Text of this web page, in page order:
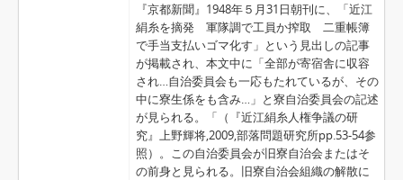
『京都新聞』1948年５月31日朝刊に、「近江
絹糸を摘発 軍隊調で工員か搾取 二重帳簿
で手当支払いゴマ化す」という見出しの記事
が掲載され、本文中に「全部が寄宿舎に収容
され…自治委員会も一応もたれているが、その
中に寮生係をも含み…」と寮自治委員会の記述
が見られる。「（『近江絹糸人権争議の研
究』上野輝将,2009,部落問題研究所pp.53-54参
照）。この自治委員会が旧寮自治会またはそ
の前身と見られる。旧寮自治会組織の解散に